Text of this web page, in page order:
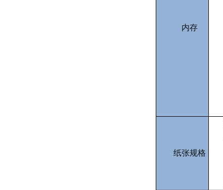
内存
纸张规格